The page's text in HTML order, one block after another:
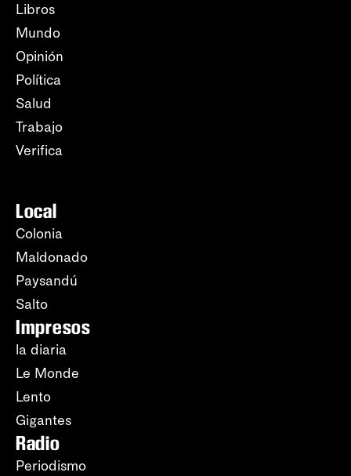
Libros
Mundo
Opinión
Política
Salud
Trabajo
Verifica
Local
Colonia
Maldonado
Paysandú
Salto
Impresos
la diaria
Le Monde
Lento
Gigantes
Radio
Periodismo